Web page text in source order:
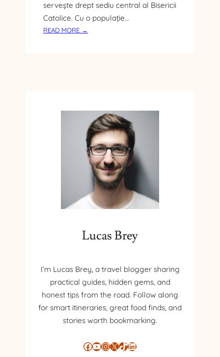
servește drept sediu central al Bisericii
Catolice. Cu o populație…
READ MORE →
C
Ă
Ț
A
R
D
U
Î
T
A
T
S
Lucas Brey
I’m Lucas Brey, a travel blogger sharing
practical guides, hidden gems, and
honest tips from the road. Follow along
for smart itineraries, great food finds, and
stories worth bookmarking.
Facebook YouTube InstagramX TikTok LinkedIn